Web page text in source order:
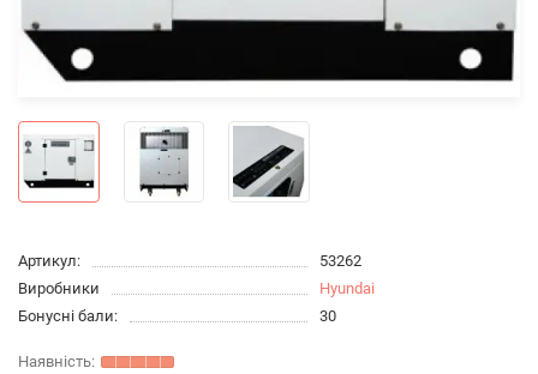
Артикул:
53262
Виробники
Hyundai
Бонусні бали:
30